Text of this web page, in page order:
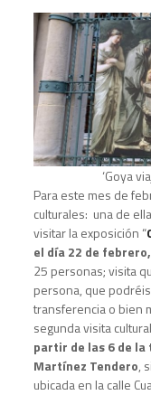
‘Goya
Para este mes de
culturales: una de
visitar la exposición “
el día 22 de
25 personas; visita
persona, que
transferencia o bien
segunda visita
partir de las 6 de la
Martínez Tendero,
ubicada en la calle